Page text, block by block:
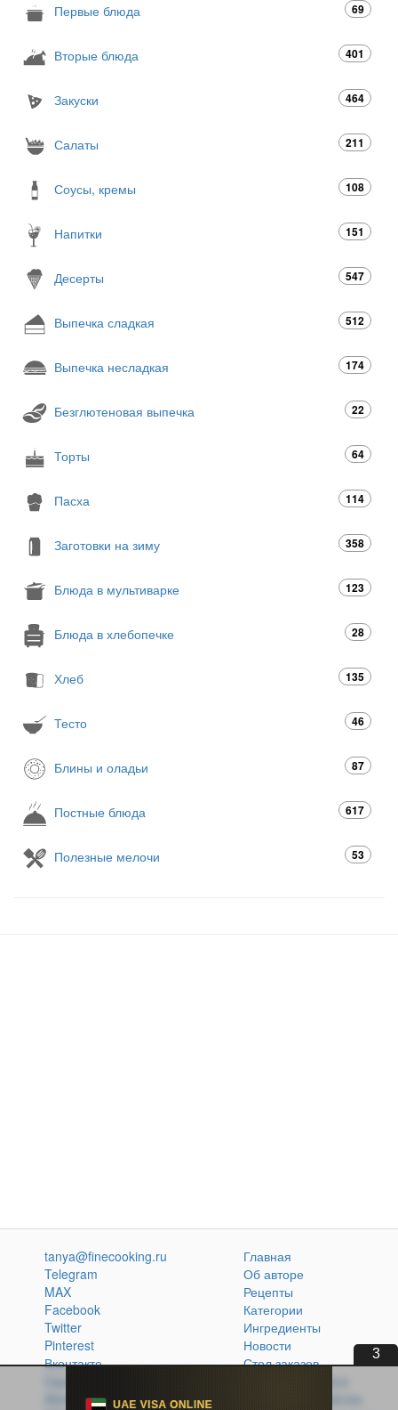
Первые блюда 69
Вторые блюда 401
Закуски 464
Салаты 211
Соусы, кремы 108
Напитки 151
Десерты 547
Выпечка сладкая 512
Выпечка несладкая 174
Безглютеновая выпечка 22
Торты 64
Пасха 114
Заготовки на зиму 358
Блюда в мультиварке 123
Блюда в хлебопечке 28
Хлеб 135
Тесто 46
Блины и оладьи 87
Постные блюда 617
Полезные мелочи 53
1
tanya@finecooking.ru
Telegram
MAX
Facebook
Twitter
Pinterest
Вконтакте
Одноклассники
Главная
Об авторе
Рецепты
Категории
Ингредиенты
Новости
Стол заказов
Политика обработки